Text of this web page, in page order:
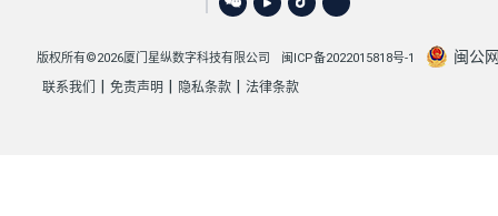
版权所有©2026厦门星纵数字科技有限公司 闽ICP备2022015818号-1 闽公
联系我们 免责声明 隐私条款 法律条款